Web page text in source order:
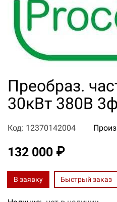
Преобраз.
30кВт 380В 3ф
Код: 12370142004
132 000 ₽
В заявку Быстрый заказ